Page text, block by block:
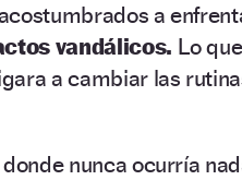
a
vandálicos. Lo
a cambiar las
nunca ocurría